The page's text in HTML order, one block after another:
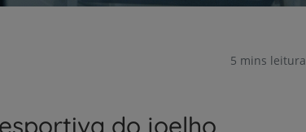
5 mins leitura
do joelho,